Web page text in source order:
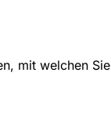
mit welchen